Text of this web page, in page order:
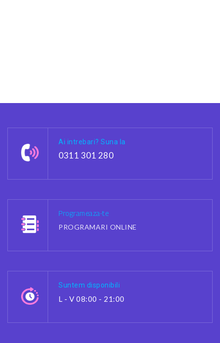
Ai intrebari? Suna la
0311 301 280
Programeaza-te
PROGRAMARI ONLINE
Suntem disponibili
L - V 08:00 - 21:00